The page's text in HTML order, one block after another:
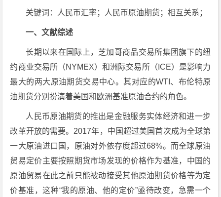
关键词：人民币汇率；人民币原油期货；相互关系；
一、文献综述
长期以来在国际上，芝加哥商品交易所集团旗下的纽
约商业交易所（NYMEX）和洲际交易所（ICE）是影响力
最大的两大原油期货交易中心。其对应的WTI、布伦特原
油期货分别扮演着美国和欧洲基准原油合约的角色。
人民币原油期货的推出是金融服务实体经济和进一步
改革开放的需要。2017年，中国超过美国首次成为全球第
一大原油进口国，原油对外依存度超过68%。而全球原油
贸易定价主要按照期货市场发现的价格作为基准，中国的
原油贸易在此之前只能被动接受其他原油期货价格等为定
价基准，这种“我的原油、他的定价”亟待改变，急需一个